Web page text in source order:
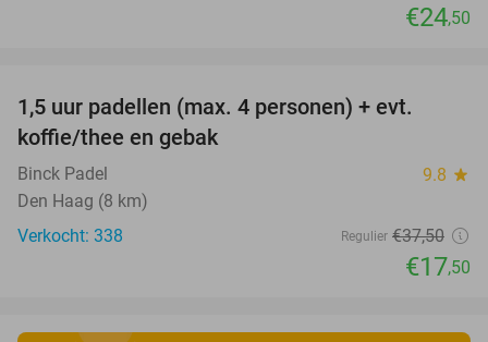
€24,50
1,5 uur padellen (max. 4 personen) + evt.
koffie/thee en gebak
Binck Padel 9.8 star
Den Haag (8 km)
Verkocht: 338
Regulier €37,50
€17,50